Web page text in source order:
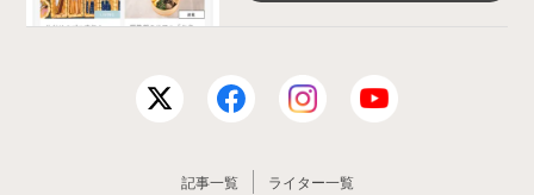
記事一覧 ライター一覧